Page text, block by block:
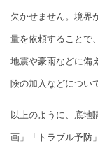
欠かせません。境界
量を依頼することで
地震や豪雨などに備
険の加入などについ
以上のように、底地
画」「トラブル予防